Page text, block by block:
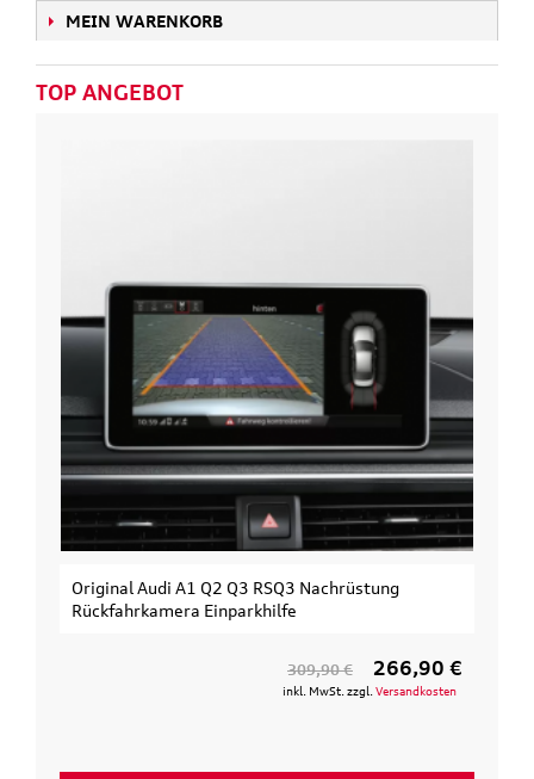
MEIN WARENKORB
TOP ANGEBOT
Original Audi A1 Q2 Q3 RSQ3 Nachrüstung
Rückfahrkamera Einparkhilfe
309,90 € 266,90 €
inkl. MwSt. zzgl. Versandkosten